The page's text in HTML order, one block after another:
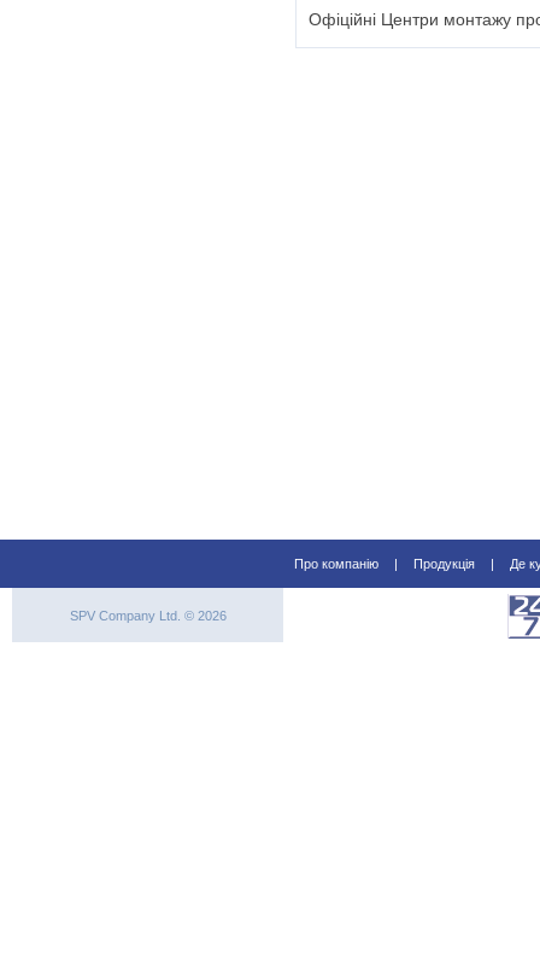
Офіційні Центри монтажу
Про компанію | Продукція | Де
SPV Company Ltd. © 2026